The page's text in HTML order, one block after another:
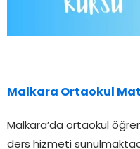
Malkara Ortaokul
Malkara’da ortaokul
ders hizmeti